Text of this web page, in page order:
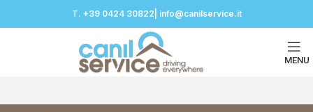
T. +39 0424 30822| info@canilservice.it
MENU